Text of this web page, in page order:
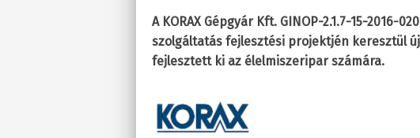
A KORAX Gépgyár Kft. GINOP-2.1.7-15-2016-
szolgáltatás fejlesztési projektjén keresztül
fejlesztett ki az élelmiszeripar számára.